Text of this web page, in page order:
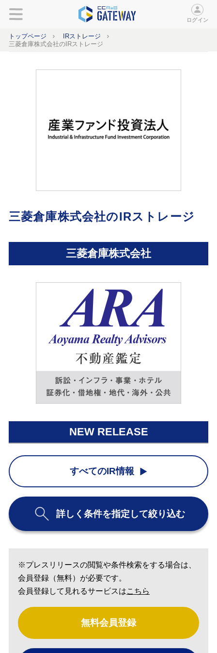
ログイン
トップページ
IRストレージ
三菱倉庫株式会社のIRストレージ
三菱倉庫株式会社のIRストレージ
三菱倉庫株式会社
NEW RELEASE
すべてのIR情報
詳しく条件を指定して絞り込む
※プレスリリースの閲覧や条件検索をする場合は、
会員登録（無料）が必要です。
会員登録して見れるサービスはこちら
無料会員登録